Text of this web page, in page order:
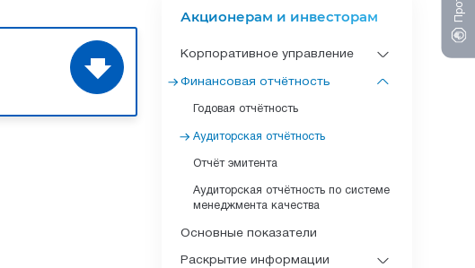
Акционерам и инвесторам
Корпоративное управление
Финансовая отчётность
Годовая отчётность
Аудиторская отчётность
Отчёт эмитента
Аудиторская отчётность по системе
менеджмента качества
Основные показатели
Раскрытие информации